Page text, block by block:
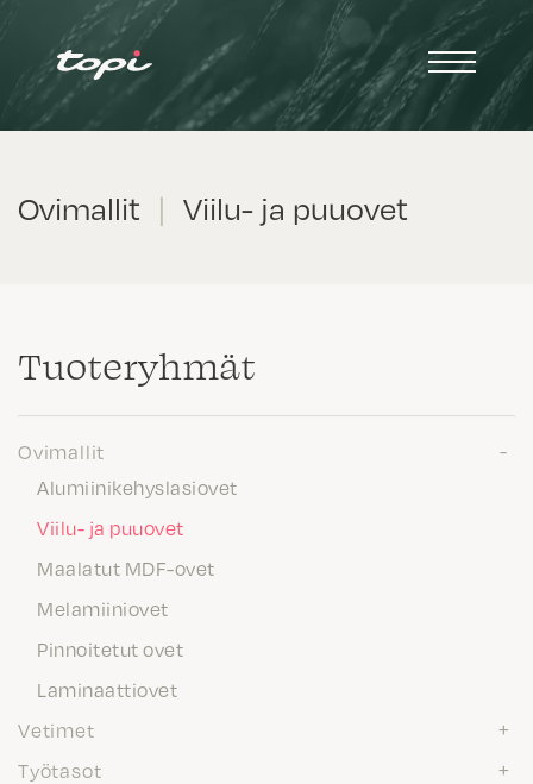
Ovimallit | Viilu- ja puuovet
Tuote­ryhmät
Ovimallit
Alumiinikehyslasiovet
Viilu- ja puuovet
Maalatut MDF-ovet
Melamiiniovet
Pinnoitetut ovet
Laminaattiovet
Vetimet
Työtasot